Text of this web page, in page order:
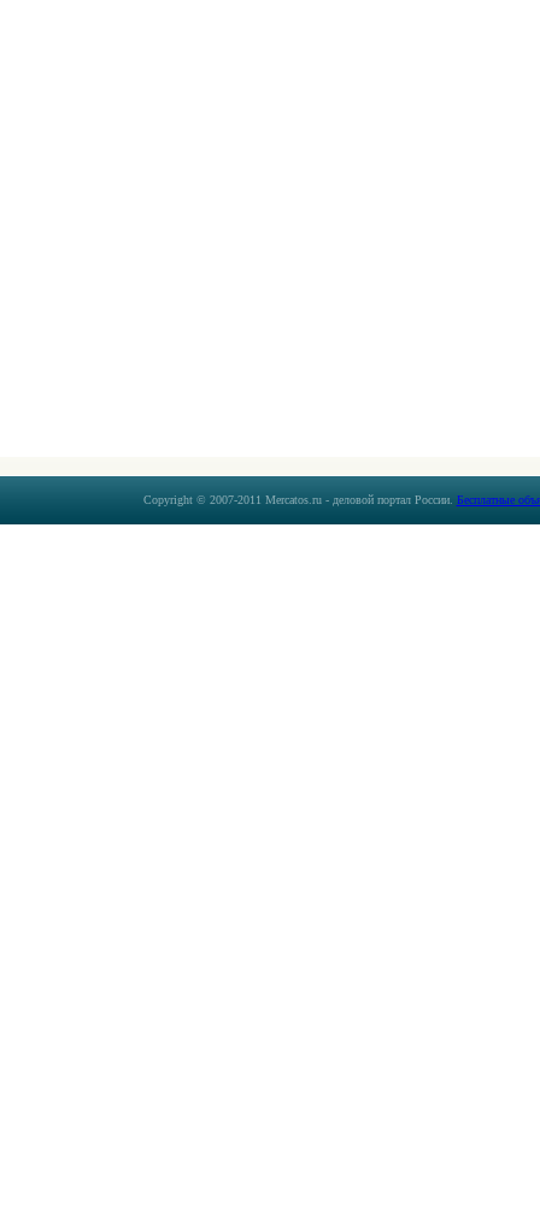
Copyright © 2007-2011 Mercatos.ru - деловой портал России. Бесплатные